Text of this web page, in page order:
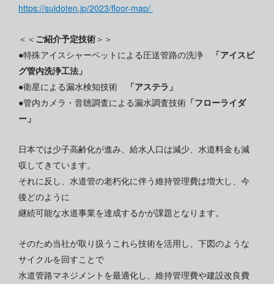
https://suidoten.jp/2023/floor-map/
＜＜ ご紹介予定技術＞＞
●特殊アイスシャーベットによる圧送管路の洗浄
「アイスピ
グ管内洗浄工法」
●衛星による漏水検知技術
「アステラ」
●管内カメラ・音聴調査による漏水調査技術 「フローライダ
ー」
日本では少子高齢化が進み、給水人口は減少、水道料金も減
収してきています。
それに反し、水道管の老朽化に伴う維持管理費は増大し、今
後どのように
継続可能な水道事業を達成するかが課題となります。
そのため当社が取り扱うこれら技術を活用し、下図のような
サイクルを回すことで
水道管路マネジメントを最適化し、維持管理費や建設改良費